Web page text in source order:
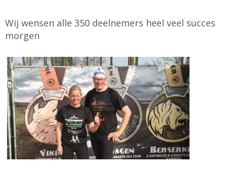
Wij wensen alle 350 deelnemers heel veel succes
morgen